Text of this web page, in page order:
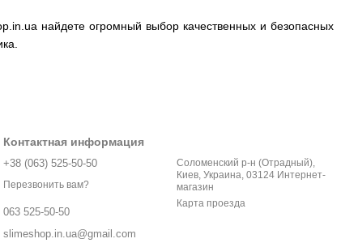
найдете огромный выбор качественных и безопасных
Контактная информация
+38 (063) 525-50-50
Перезвонить вам?
063 525-50-50
slimeshop.in.ua@gmail.com
Соломенский р-н (Отрадный),
Киев, Украина, 03124 Интернет-
магазин
Карта проезда